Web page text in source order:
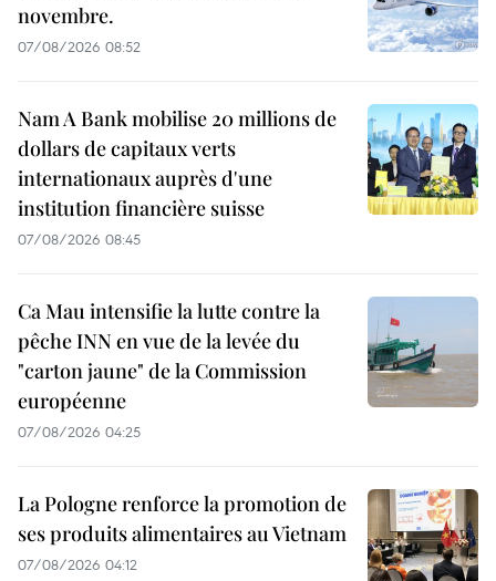
novembre.
07/08/2026 08:52
Nam A Bank mobilise 20 millions de
dollars de capitaux verts
internationaux auprès d'une
institution financière suisse
07/08/2026 08:45
Ca Mau intensifie la lutte contre la
pêche INN en vue de la levée du
"carton jaune" de la Commission
européenne
07/08/2026 04:25
La Pologne renforce la promotion de
ses produits alimentaires au Vietnam
07/08/2026 04:12